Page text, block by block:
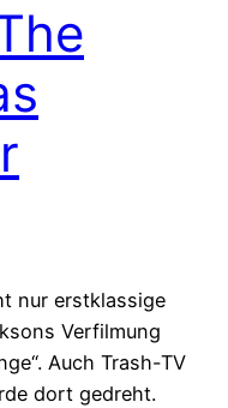
nur erstklassige
Verfilmung
Auch Trash-TV
dort gedreht.